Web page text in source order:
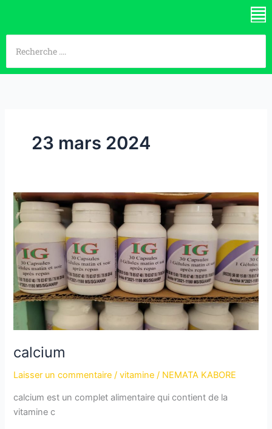
contenu
23 mars 2024
calcium
Laisser un commentaire /vitamine / NEMATA KABORE
calcium est un complet alimentaire qui contient de la
vitamine c
calcium